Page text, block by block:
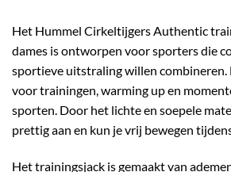
Het Hummel Cirkeltijgers Authentic
dames is ontworpen voor sporters die
sportieve uitstraling willen combineren.
voor trainingen, warming up en
sporten. Door het lichte en soepele
prettig aan en kun je vrij bewegen
Het trainingsjack is gemaakt van